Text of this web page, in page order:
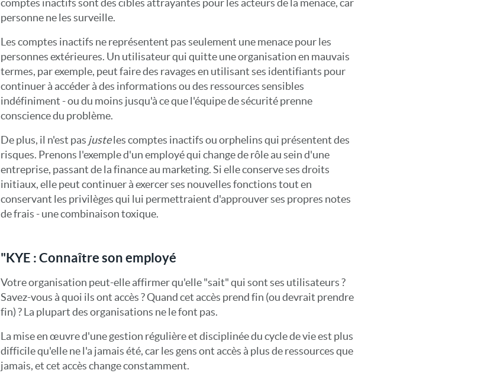
comptes inactifs sont des cibles attrayantes pour les acteurs de la menace, car
personne ne les surveille.
Les comptes inactifs ne représentent pas seulement une menace pour les
personnes extérieures. Un utilisateur qui quitte une organisation en mauvais
termes, par exemple, peut faire des ravages en utilisant ses identifiants pour
continuer à accéder à des informations ou des ressources sensibles
indéfiniment - ou du moins jusqu'à ce que l'équipe de sécurité prenne
conscience du problème.
De plus, il n'est pas justeles comptes inactifs ou orphelins qui présentent des
risques. Prenons l'exemple d'un employé qui change de rôle au sein d'une
entreprise, passant de la finance au marketing. Si elle conserve ses droits
initiaux, elle peut continuer à exercer ses nouvelles fonctions tout en
conservant les privilèges qui lui permettraient d'approuver ses propres notes
de frais - une combinaison toxique.
"KYE : Connaître son employé
Votre organisation peut-elle affirmer qu'elle "sait" qui sont ses utilisateurs ?
Savez-vous à quoi ils ont accès ? Quand cet accès prend fin (ou devrait prendre
fin) ? La plupart des organisations ne le font pas.
La mise en œuvre d'une gestion régulière et disciplinée du cycle de vie est plus
difficile qu'elle ne l'a jamais été, car les gens ont accès à plus de ressources que
jamais, et cet accès change constamment.